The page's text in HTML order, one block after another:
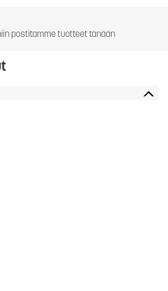
postitamme tuotteet tänään